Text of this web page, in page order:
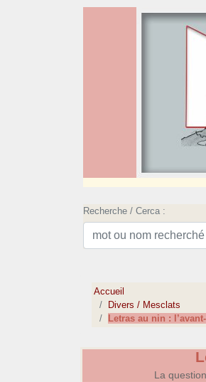
Recherche / Cerca :
Accueil
Divers / Mesclats
Letras au nin :
La